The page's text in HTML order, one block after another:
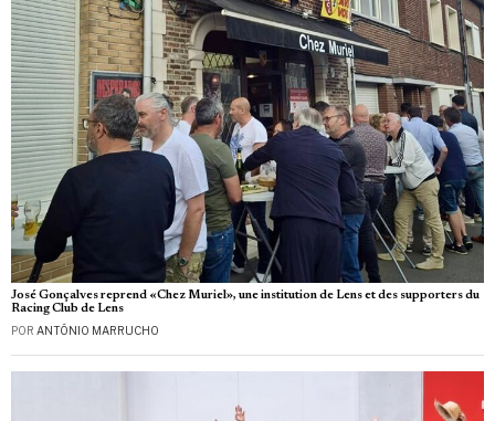
José Gonçalves reprend «Chez Muriel», une institution de Lens et des supporters du
Racing Club de Lens
POR ANTÓNIO MARRUCHO